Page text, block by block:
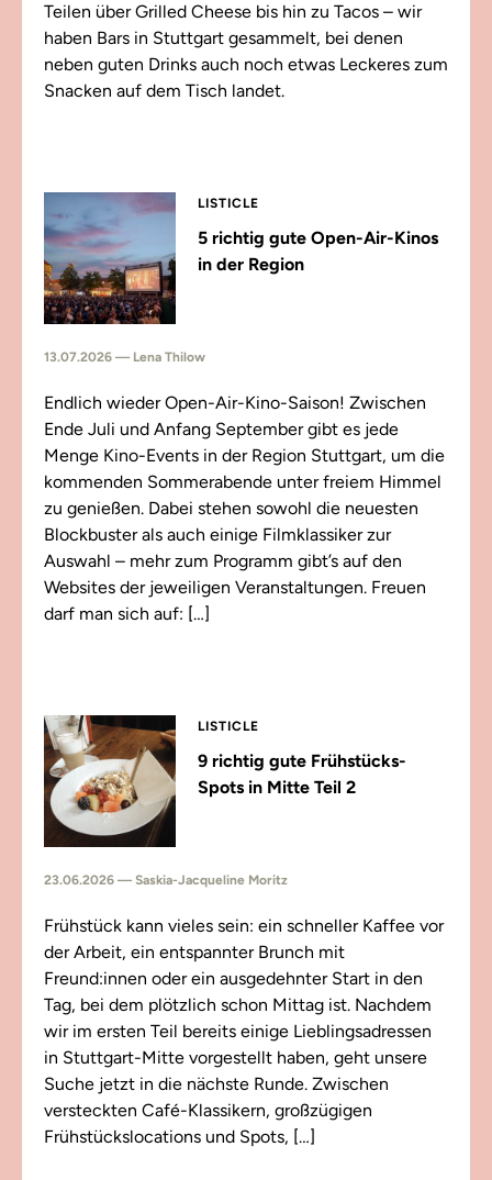
Teilen über Grilled Cheese bis hin zu Tacos – wir
haben Bars in Stuttgart gesammelt, bei denen
neben guten Drinks auch noch etwas Leckeres zum
Snacken auf dem Tisch landet.
LISTICLE
5 richtig gute Open-Air-Kinos
in der Region
13.07.2026 — Lena Thilow
Endlich wieder Open-Air-Kino-Saison! Zwischen
Ende Juli und Anfang September gibt es jede
Menge Kino-Events in der Region Stuttgart, um die
kommenden Sommerabende unter freiem Himmel
zu genießen. Dabei stehen sowohl die neuesten
Blockbuster als auch einige Filmklassiker zur
Auswahl – mehr zum Programm gibt’s auf den
Websites der jeweiligen Veranstaltungen. Freuen
darf man sich auf: […]
LISTICLE
9 richtig gute Frühstücks-
Spots in Mitte Teil 2
23.06.2026 — Saskia-Jacqueline Moritz
Frühstück kann vieles sein: ein schneller Kaffee vor
der Arbeit, ein entspannter Brunch mit
Freund:innen oder ein ausgedehnter Start in den
Tag, bei dem plötzlich schon Mittag ist. Nachdem
wir im ersten Teil bereits einige Lieblingsadressen
in Stuttgart-Mitte vorgestellt haben, geht unsere
Suche jetzt in die nächste Runde. Zwischen
versteckten Café-Klassikern, großzügigen
Frühstückslocations und Spots, […]